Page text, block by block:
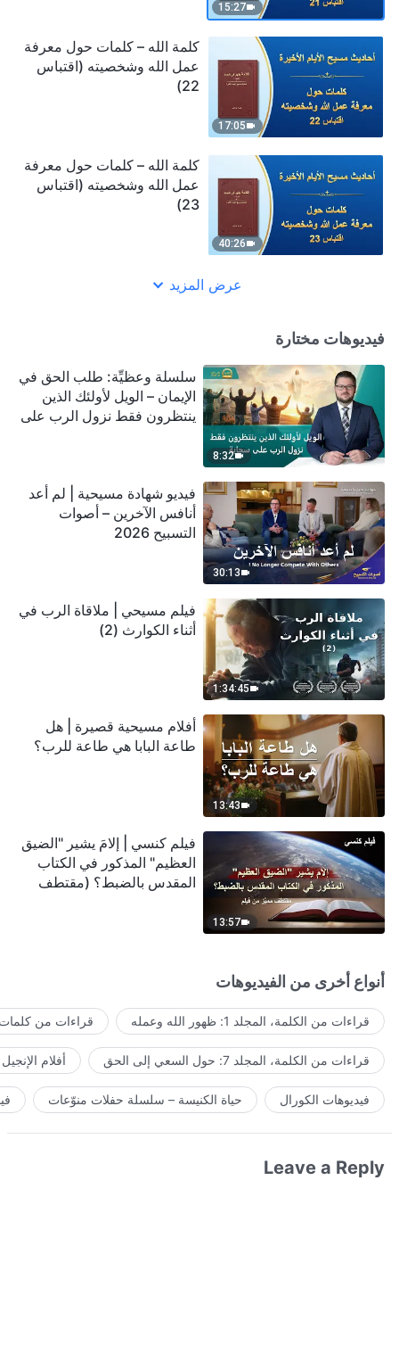
15:27
17:05
كلمة الله – كلمات حول معرفة
عمل الله وشخصيته (اقتباس
22)
40:26
كلمة الله – كلمات حول معرفة
عمل الله وشخصيته (اقتباس
23)
عرض المزيد
فيديوهات مختارة
8:32
سلسلة وعظيِّة: طلب الحق في
الإيمان – الويل لأولئك الذين
ينتظرون فقط نزول الرب على
30:13
فيديو شهادة مسيحية | لم أعد
أنافس الآخرين – أصوات
التسبيح 2026
1:34:45
فيلم مسيحي | ملاقاة الرب في
أثناء الكوارث (2)
13:43
أفلام مسيحية قصيرة | هل
طاعة البابا هي طاعة للرب؟
13:57
فيلم كنسي | إلامَ يشير "الضيق
العظيم" المذكور في الكتاب
المقدس بالضبط؟ (مقتطف
أنواع أخرى من الفيديوهات
قراءات من الكلمة، المجلد 1: ظهور الله وعمله قراءات من كلمات
قراءات من الكلمة، المجلد 7: حول السعي إلى الحق أفلام الإنجيل
فيديوهات الكورال حياة الكنيسة – سلسلة حفلات منوّعات
Leave a Reply